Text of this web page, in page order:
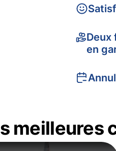
Deux
en
meilleures